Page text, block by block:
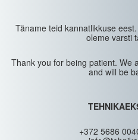
Täname teid kannatlikkuse
oleme varsti
Thank you for being patient. We
and will be
+372 5686